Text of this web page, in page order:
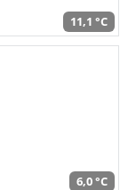
11,1 °C
6,0 °C